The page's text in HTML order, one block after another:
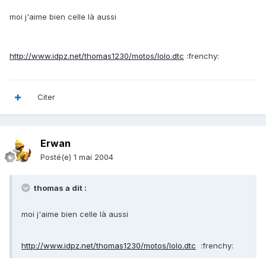
moi j'aime bien celle là aussi
http://www.idpz.net/thomas1230/motos/lolo.dtc :frenchy:
Citer
Erwan
Posté(e) 1 mai 2004
thomas a dit :
moi j'aime bien celle là aussi
http://www.idpz.net/thomas1230/motos/lolo.dtc :frenchy: